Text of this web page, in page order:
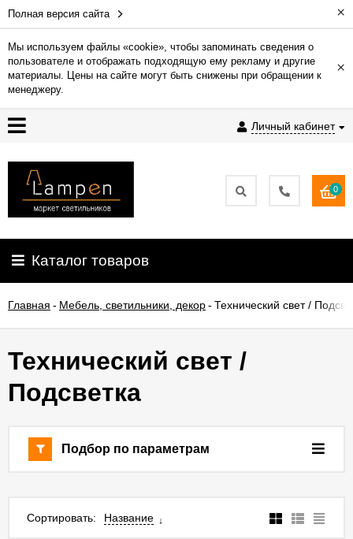
Полная версия сайта ×
Мы используем файлы «cookie», чтобы запоминать сведения о
пользователе и отображать подходящую ему рекламу и другие
материалы. Цены на сайте могут быть снижены при обращении к
менеджеру.
×
Личный кабинет
Гарантия
Доставка
и
Контакты
освещения
О
0
Каталог товаров
Главная - Мебель, светильники, декор- Технический свет /
Технический свет /
Подсветка
Подбор по параметрам
Сортировать: Название